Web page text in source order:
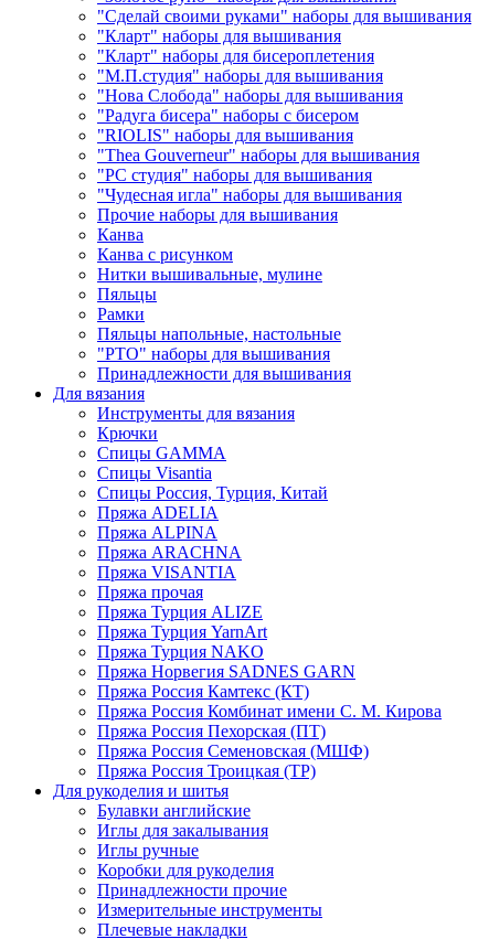
"Сделай своими руками" наборы для вышивания
"Кларт" наборы для вышивания
"Кларт" наборы для бисероплетения
"М.П.студия" наборы для вышивания
"Нова Слобода" наборы для вышивания
"Радуга бисера" наборы с бисером
"RIOLIS" наборы для вышивания
"Thea Gouverneur" наборы для вышивания
"РС студия" наборы для вышивания
"Чудесная игла" наборы для вышивания
Прочие наборы для вышивания
Канва
Канва с рисунком
Нитки вышивальные, мулине
Пяльцы
Рамки
Пяльцы напольные, настольные
"РТО" наборы для вышивания
Принадлежности для вышивания
Для вязания
Инструменты для вязания
Крючки
Спицы GAMMA
Спицы Visantia
Спицы Россия, Турция, Китай
Пряжа ADELIA
Пряжа ALPINA
Пряжа ARACHNA
Пряжа VISANTIA
Пряжа прочая
Пряжа Турция ALIZE
Пряжа Турция YarnArt
Пряжа Турция NAKO
Пряжа Норвегия SADNES GARN
Пряжа Россия Камтекс (КТ)
Пряжа Россия Комбинат имени С. М. Кирова
Пряжа Россия Пехорская (ПТ)
Пряжа Россия Семеновская (МШФ)
Пряжа Россия Троицкая (ТР)
Для рукоделия и шитья
Булавки английские
Иглы для закалывания
Иглы ручные
Коробки для рукоделия
Принадлежности прочие
Измерительные инструменты
Плечевые накладки